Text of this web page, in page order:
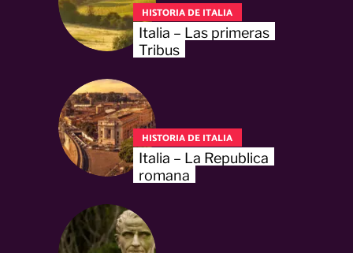
HISTORIA DE ITALIA
Italia – Las primeras
Tribus
HISTORIA DE ITALIA
Italia – La Republica
romana